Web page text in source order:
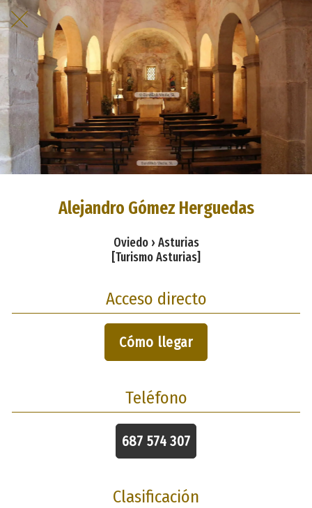
Alejandro Gómez Herguedas
Oviedo › Asturias
[Turismo Asturias]
Acceso directo
Cómo llegar
Teléfono
687 574 307
Clasificación